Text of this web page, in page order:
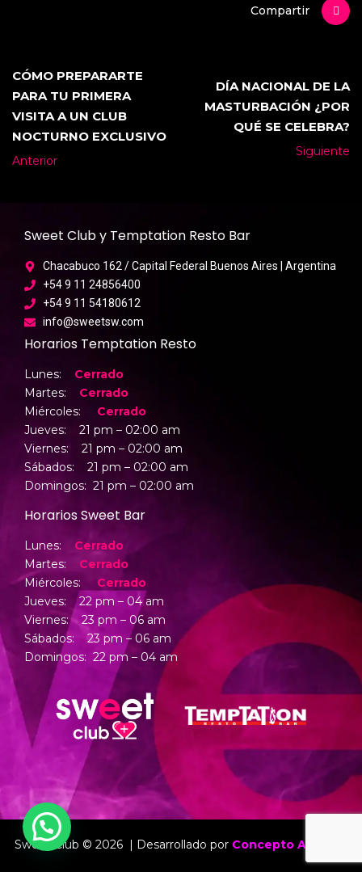
Compartir
CÓMO PREPARARTE
PARA TU PRIMERA
VISITA A UN CLUB
NOCTURNO EXCLUSIVO
Anterior
DÍA NACIONAL DE LA
MASTURBACIÓN ¿POR
QUÉ SE CELEBRA?
Siguiente
Sweet Club y Temptation Resto Bar
Chacabuco 162 / Capital Federal Buenos Aires | Argentina
+54 9 11 24856400
+54 9 11 54180612
info@sweetsw.com
Horarios Temptation Resto
Lunes: Cerrado
Martes: Cerrado
Miércoles: Cerrado
Jueves: 21 pm – 02:00 am
Viernes: 21 pm – 02:00 am
Sábados: 21 pm – 02:00 am
Domingos: 21 pm – 02:00 am
Horarios Sweet Bar
Lunes: Cerrado
Martes: Cerrado
Miércoles: Cerrado
Jueves: 22 pm – 04 am
Viernes: 23 pm – 06 am
Sábados: 23 pm – 06 am
Domingos: 22 pm – 04 am
Sweet Club © 2026 | Desarrollado por Concepto Agencia